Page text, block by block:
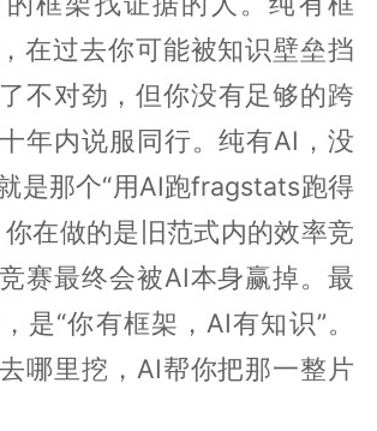
在过去你可能被知识壁垒挡
不对劲，但你没有足够的跨
年内说服同行。纯有AI，没
是那个“用AI跑fragstats跑得
你在做的是旧范式内的效率竞
赛最终会被AI本身赢掉。最
是“你有框架，AI有知识”。
哪里挖，AI帮你把那一整片